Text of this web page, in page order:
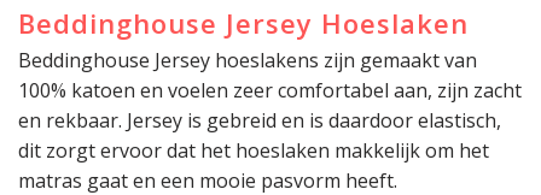
Beddinghouse Jersey Hoeslaken
Beddinghouse Jersey hoeslakens zijn gemaakt van
100% katoen en voelen zeer comfortabel aan, zijn zacht
en rekbaar. Jersey is gebreid en is daardoor elastisch,
dit zorgt ervoor dat het hoeslaken makkelijk om het
matras gaat en een mooie pasvorm heeft.